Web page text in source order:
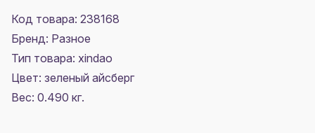
Код товара: 238168
Бренд: Разное
Тип товара: xindao
Цвет: зеленый айсберг
Вес: 0.490 кг.